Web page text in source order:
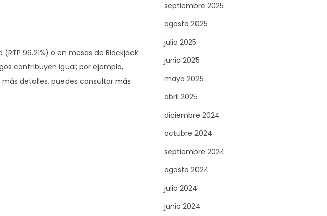
96.21%) o en mesas de Blackjack
contribuyen igual; por ejemplo,
detalles, puedes consultar más
septiembre 2025
agosto 2025
julio 2025
junio 2025
mayo 2025
abril 2025
diciembre 2024
octubre 2024
septiembre 2024
agosto 2024
julio 2024
junio 2024